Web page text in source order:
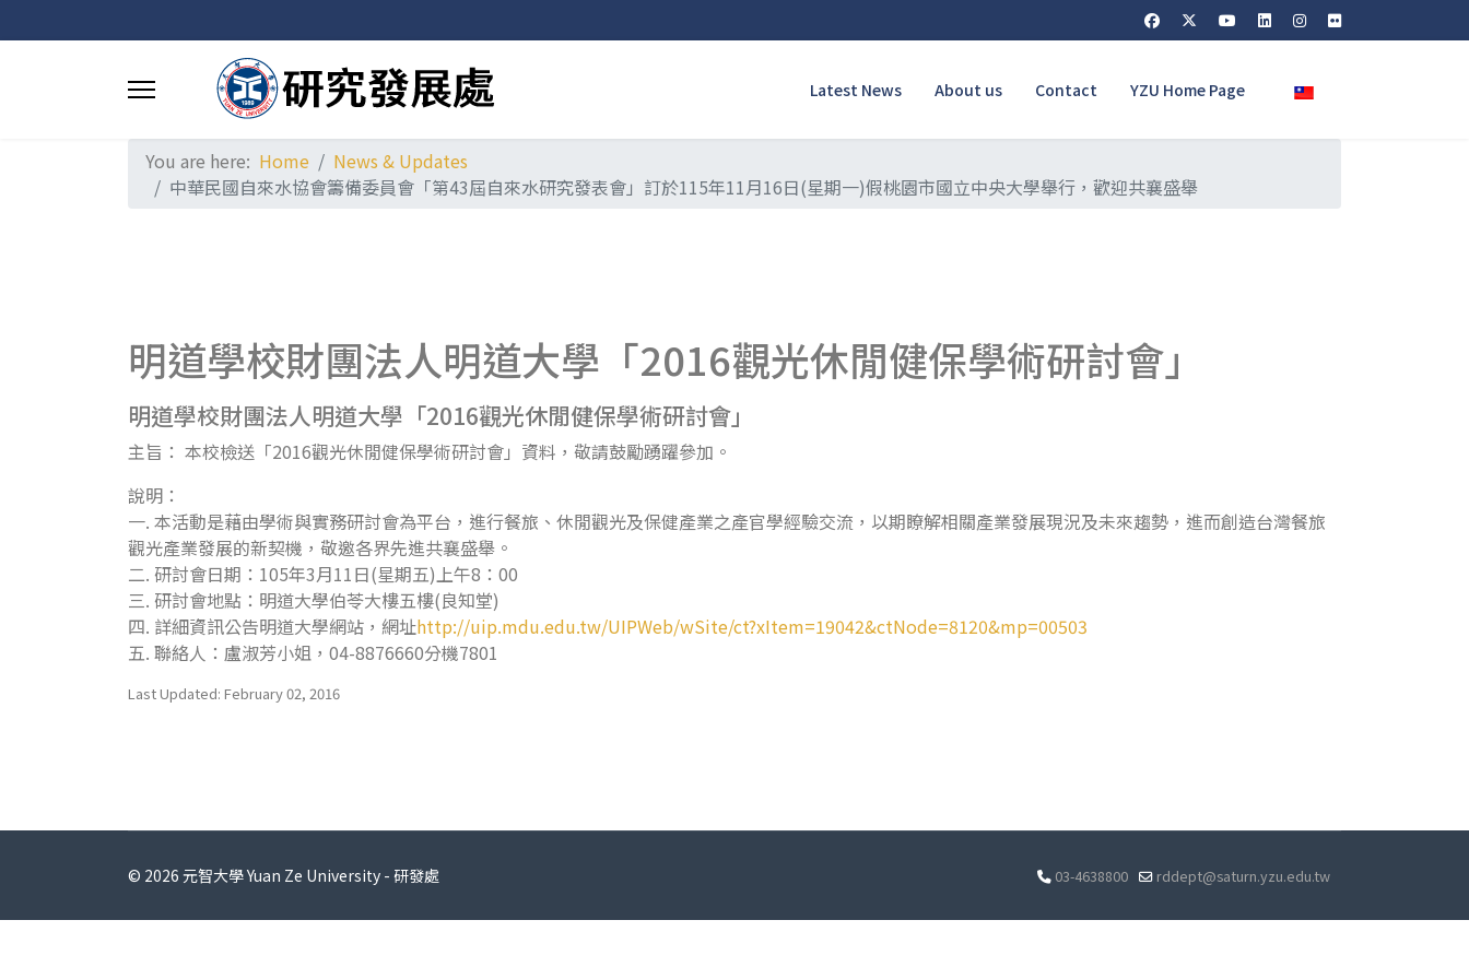
Latest News About us Contact YZU Home Page Select your language
You are here: Home
News & Updates
中華民國自來水協會籌備委員會「第43屆自來水研究發表會」訂於115年11月16日(星期一)假桃園市國立中央大學舉行，歡迎共襄盛舉
明道學校財團法人明道大學「2016觀光休閒健保學術研討會」
明道學校財團法人明道大學「2016觀光休閒健保學術研討會」
主旨： 本校檢送「2016觀光休閒健保學術研討會」資料，敬請鼓勵踴躍參加。
說明：
一. 本活動是藉由學術與實務研討會為平台，進行餐旅、休閒觀光及保健產業之產官學經驗交流，以期瞭解相關產業發展現況及未來趨勢，進而創造台灣餐旅
觀光產業發展的新契機，敬邀各界先進共襄盛舉。
二. 研討會日期：105年3月11日(星期五)上午8：00
三. 研討會地點：明道大學伯苓大樓五樓(良知堂)
四. 詳細資訊公告明道大學網站，網址http://uip.mdu.edu.tw/UIPWeb/wSite/ct?xItem=19042&ctNode=8120&mp=00503
五. 聯絡人：盧淑芳小姐，04-8876660分機7801
Last Updated: February 02, 2016
© 2026 元智大學 Yuan Ze University - 研發處 03-4638800 rddept@saturn.yzu.edu.tw